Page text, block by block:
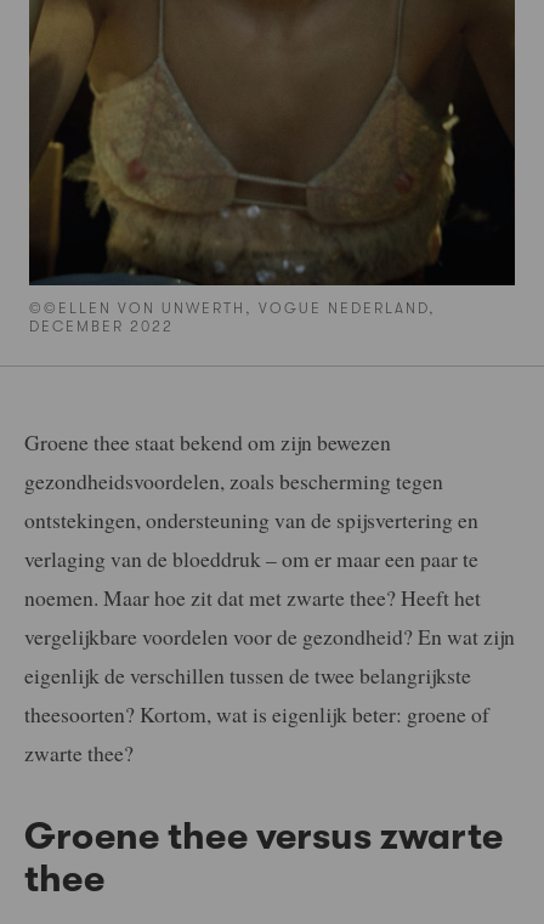
©©ELLEN VON UNWERTH, VOGUE NEDERLAND,
DECEMBER 2022
Groene thee staat bekend om zijn bewezen
gezondheidsvoordelen, zoals bescherming tegen
ontstekingen, ondersteuning van de spijsvertering en
verlaging van de bloeddruk – om er maar een paar te
noemen. Maar hoe zit dat met zwarte thee? Heeft het
vergelijkbare voordelen voor de gezondheid? En wat zijn
eigenlijk de verschillen tussen de twee belangrijkste
theesoorten? Kortom, wat is eigenlijk beter: groene of
zwarte thee?
Groene thee versus zwarte
thee